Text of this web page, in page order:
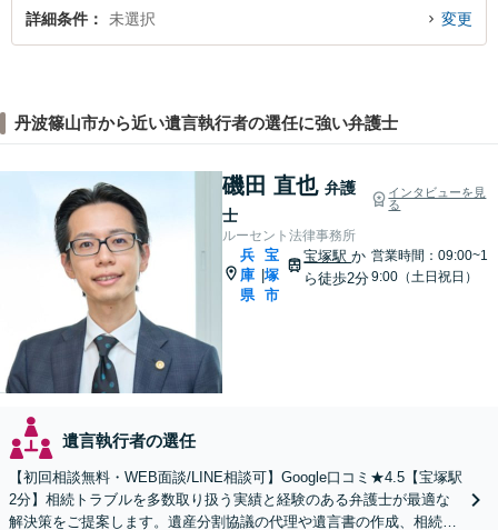
詳細条件 未選択 変更
丹波篠山市から近い遺言執行者の選任に強い弁護士
磯田 直也 弁護
士
インタビューを見
る
ルーセント法律事務所
兵
庫
県
|
宝
塚
市
宝塚駅か
ら徒歩2分
営業時間：09:00~1
9:00（土日祝日）
遺言執行者の選任
【初回相談無料・WEB面談/LINE相談可】Google口コミ★4.5【宝塚駅
2分】相続トラブルを多数取り扱う実績と経験のある弁護士が最適な
解決策をご提案します。遺産分割協議の代理や遺言書の作成、相続放